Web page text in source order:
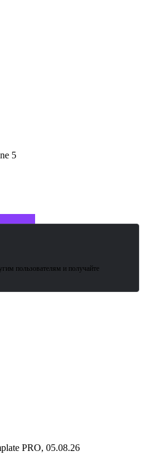
5
пользователям и получайте
PRO, 05.08.26